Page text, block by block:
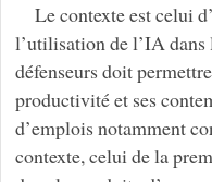
Le contexte est celui
l’utilisation de l’IA dans
défenseurs doit
productivité et ses
d’emplois notamment
contexte, celui de la